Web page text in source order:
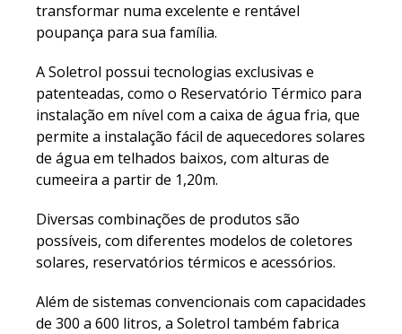
transformar numa excelente e rentável
poupança para sua família.
A Soletrol possui tecnologias exclusivas e
patenteadas, como o Reservatório Térmico para
instalação em nível com a caixa de água fria, que
permite a instalação fácil de aquecedores solares
de água em telhados baixos, com alturas de
cumeeira a partir de 1,20m.
Diversas combinações de produtos são
possíveis, com diferentes modelos de coletores
solares, reservatórios térmicos e acessórios.
Além de sistemas convencionais com capacidades
de 300 a 600 litros, a Soletrol também fabrica